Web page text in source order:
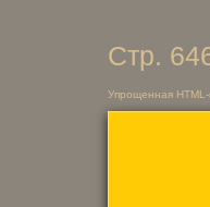
Стр.
Упрощенная HTML-